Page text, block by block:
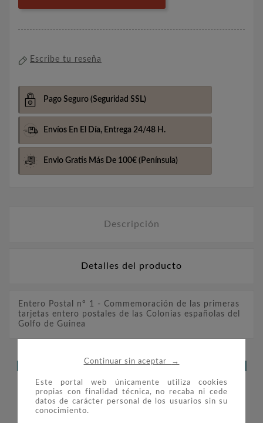
Continuar sin aceptar →
Este portal web únicamente utiliza cookies
propias con finalidad técnica, no recaba ni cede
datos de carácter personal de los usuarios sin su
conocimiento.
Escribe tu reseña
Pago Seguro (Seguridad SSL)
Envíos En El Día, Entrega 24/48 H.
Envio Gratis Más De 100€ (Península)
Descripción
Detalles del producto
Entero Postal nº 1 - Commemoración de las primeras
tarjetas entero postales de las Colonias españolas del
Golfo de Guinea
LOS CLIENTES QUE ADQUIRIERON
ESTE PRODUCTO TAMBIÉN
COMPRARON: